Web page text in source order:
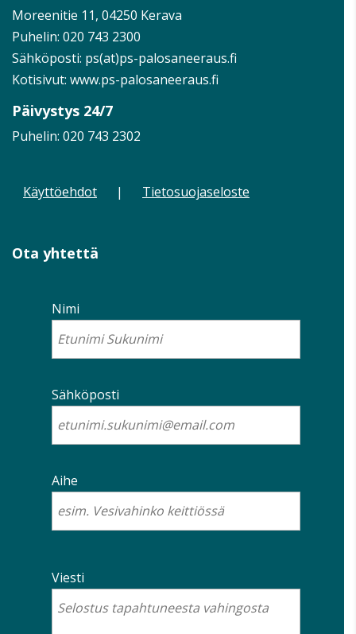
Moreenitie 11, 04250 Kerava
Puhelin: 020 743 2300
Sähköposti: ps(at)ps-palosaneeraus.fi
Kotisivut: www.ps-palosaneeraus.fi
Päivystys 24/7
Puhelin: 020 743 2302
Käyttöehdot | Tietosuojaseloste
Ota yhtettä
Nimi
Sähköposti
Aihe
Viesti